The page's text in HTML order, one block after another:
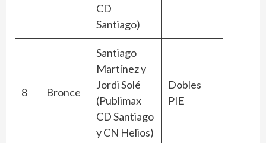
CD
Santiago)
8 Bronce
Santiago
Martínez y
Jordi Solé
(Publimax
CD Santiago
y CN Helios)
Dobles
PIE